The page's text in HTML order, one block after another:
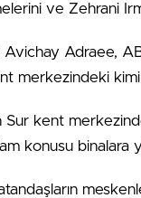
ve Zehrani
Avichay Adraee,
merkezindeki kimi
Sur kent
konusu